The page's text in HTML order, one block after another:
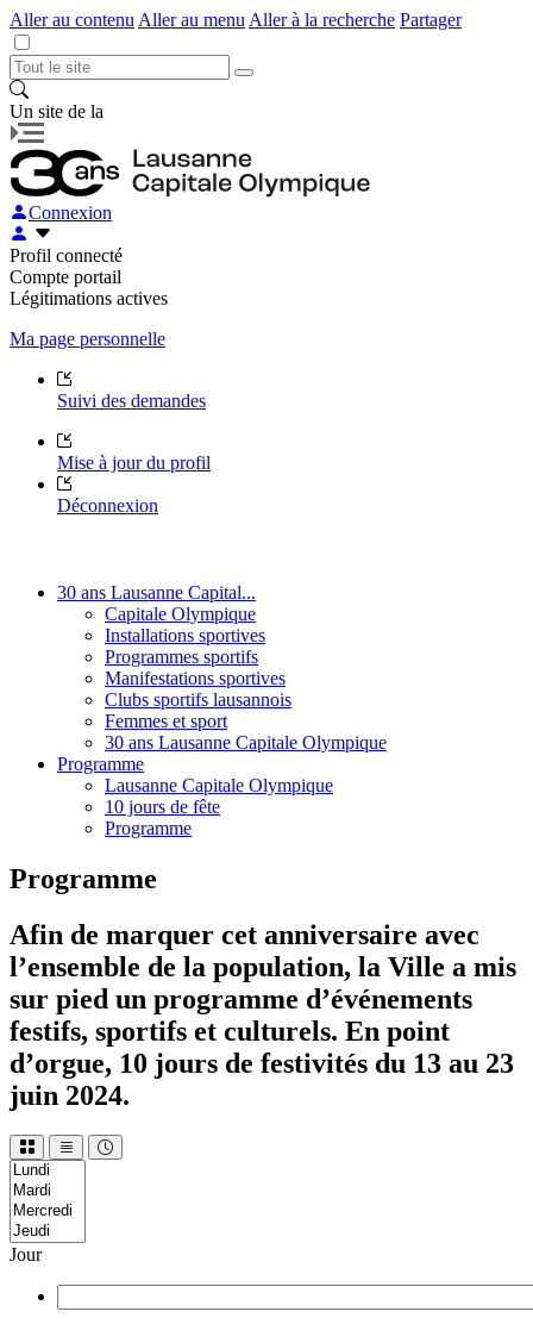
Aller au contenu Aller au menu Aller à la recherche Partager
Un site de la
Connexion
Profil connecté
Compte portail
Légitimations actives
Ma page personnelle
Suivi des demandes
Mise à jour du profil
Déconnexion
30 ans Lausanne Capital...
Capitale Olympique
Installations sportives
Programmes sportifs
Manifestations sportives
Clubs sportifs lausannois
Femmes et sport
30 ans Lausanne Capitale Olympique
Programme
Lausanne Capitale Olympique
10 jours de fête
Programme
Programme
Afin de marquer cet anniversaire avec
l’ensemble de la population, la Ville a mis
sur pied un programme d’événements
festifs, sportifs et culturels. En point
d’orgue, 10 jours de festivités du 13 au 23
juin 2024.
Jour